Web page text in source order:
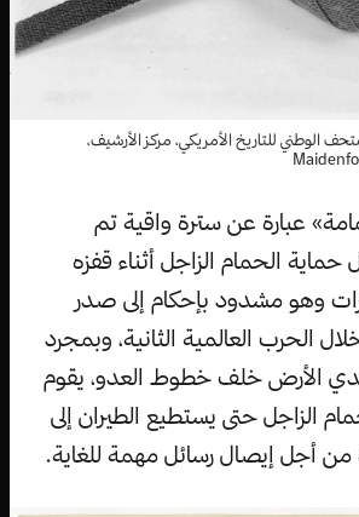
الوطني للتاريخ الأمريكي، مركز الأرشيف،
عبارة عن سترة واقية تم
الحمام الزاجل أثناء قفزه
وهو مشدود بإحكام إلى صدر
الحرب العالمية الثانية، وبمجرد
الأرض خلف خطوط العدو، يقوم
الزاجل حتى يستطيع الطيران إلى
أجل إيصال رسائل مهمة للغاية.